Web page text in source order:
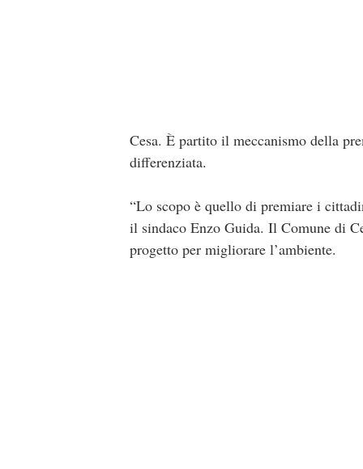
Cesa. È partito il meccanismo della
differenziata.
“Lo scopo è quello di premiare i
il sindaco Enzo Guida. Il Comune di
progetto per migliorare l’ambiente.